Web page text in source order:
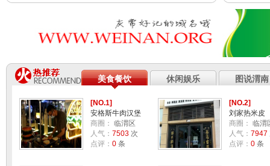
美食餐饮 休闲娱乐 图说渭南
[NO.1]
安格斯牛肉汉堡
商圈： 临渭区
人气： 7503 次
点评： 0 条
[NO.2]
刘家热米皮
商圈： 临渭
人气： 7947
点评： 0 条